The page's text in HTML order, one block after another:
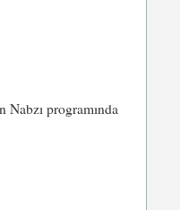
Nabzı programında